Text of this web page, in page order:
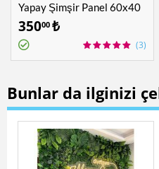
Yapay Şimşir Panel 60x40
cm
35000 ₺
(3)
Bunlar da ilginizi